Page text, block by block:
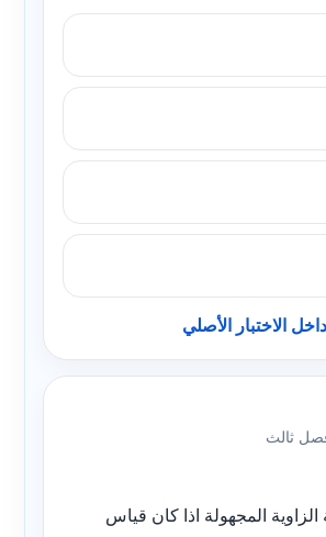
الاختبار الأصلي
ثالث
المجهولة اذا كان قياس